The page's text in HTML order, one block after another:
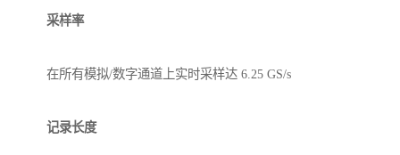
采样率
在所有模拟/数字通道上实时采样达 6.25 GS/s
记录长度